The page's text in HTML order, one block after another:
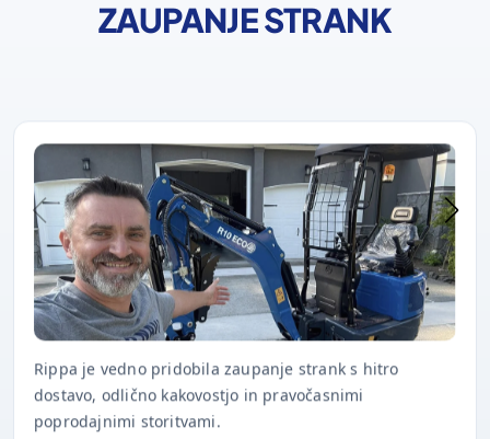
ZAUPANJE STRANK
Rippa je vedno pridobila zaupanje strank s hitro
dostavo, odlično kakovostjo in pravočasnimi
poprodajnimi storitvami.